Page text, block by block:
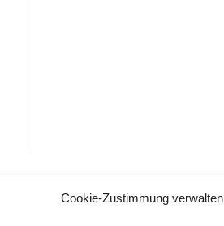
Cookie-Zustimmung verwalten